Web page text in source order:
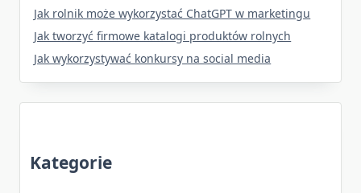
Jak rolnik może wykorzystać ChatGPT w marketingu
Jak tworzyć firmowe katalogi produktów rolnych
Jak wykorzystywać konkursy na social media
Kategorie